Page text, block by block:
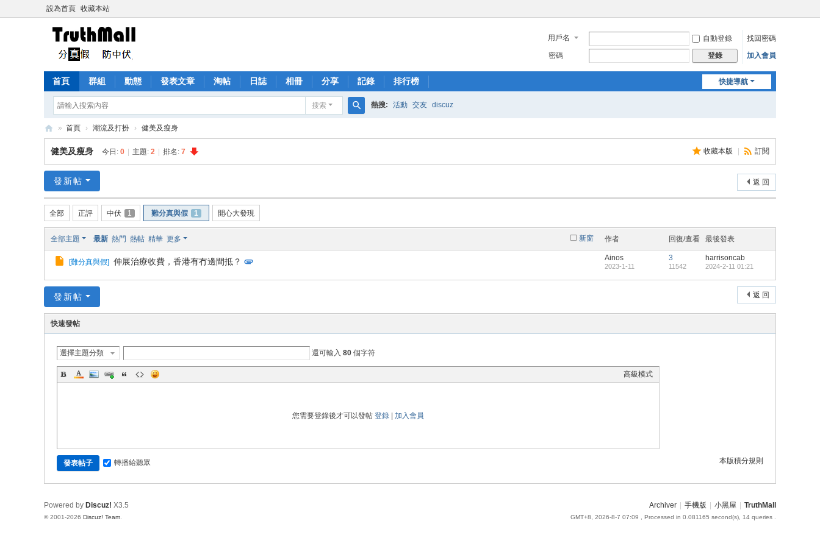
設為首頁 收藏本站
用戶名 自動登錄
找回密碼
密碼
登錄 加入會員
快捷導航
首頁 群組 動態 發表文章 淘帖 日誌 相冊 分享 記錄 排行榜
搜索
索
熱搜: 活動 交友 discuz
Tr
ut
M
all
» 首頁 › 潮流及打扮 › 健美及瘦身
收藏本版 訂閱
健美及瘦身 今日: 0 主題: 2 排名: 7
返 回
發新帖
全部 正評 中伏 1 難分真與假 1 開心大發現
新窗
全部主題 最新 熱門 熱帖 精華 更多 作者 回復/查看 最後發表
[難分真與假] 伸展治療收費，香港有冇邊間抵？ Ainos
2023-1-11
3
11542
harrisoncab
2024-2-11 01:21
返 回
發新帖
快速發帖
選擇主題分類 還可輸入 80 個字符
高級模式
您需要登錄後才可以發帖 登錄 加入會員
本版積分規則
發表帖子 轉播給聽眾
Archiver 手機版 小黑屋 TruthMall
GMT+8, 2026-8-7 07:09 , Processed in 0.081165 second(s), 14 queries .
Powered by Discuz! X3.5
© 2001-2026 Discuz! Team